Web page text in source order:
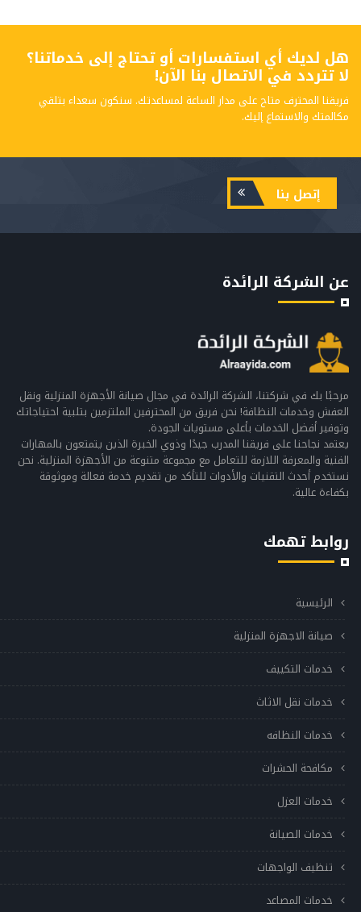
هل لديك أي استفسارات أو تحتاج إلى خدماتنا؟
لا تتردد في الاتصال بنا الآن!
فريقنا المحترف متاح على مدار الساعة لمساعدتك. سنكون سعداء بتلقي
مكالمتك والاستماع إليك.
إتصل بنا
عن الشركة الرائدة
مرحبًا بك في شركتنا، الشركة الرائدة في مجال صيانة الأجهزة المنزلية ونقل
العفش وخدمات النظافة! نحن فريق من المحترفين الملتزمين بتلبية احتياجاتك
وتوفير أفضل الخدمات بأعلى مستويات الجودة.
يعتمد نجاحنا على فريقنا المدرب جيدًا وذوي الخبرة الذين يتمتعون بالمهارات
الفنية والمعرفة اللازمة للتعامل مع مجموعة متنوعة من الأجهزة المنزلية. نحن
نستخدم أحدث التقنيات والأدوات للتأكد من تقديم خدمة فعالة وموثوقة
بكفاءة عالية.
روابط تهمك
الرئيسية
صيانة الاجهزة المنزلية
خدمات التكييف
خدمات نقل الاثاث
خدمات النظافه
مكافحة الحشرات
خدمات العزل
خدمات الصيانة
تنظيف الواجهات
خدمات المصاعد